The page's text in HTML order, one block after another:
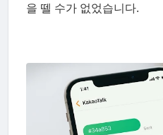
을 뗄 수가 없었습니다.